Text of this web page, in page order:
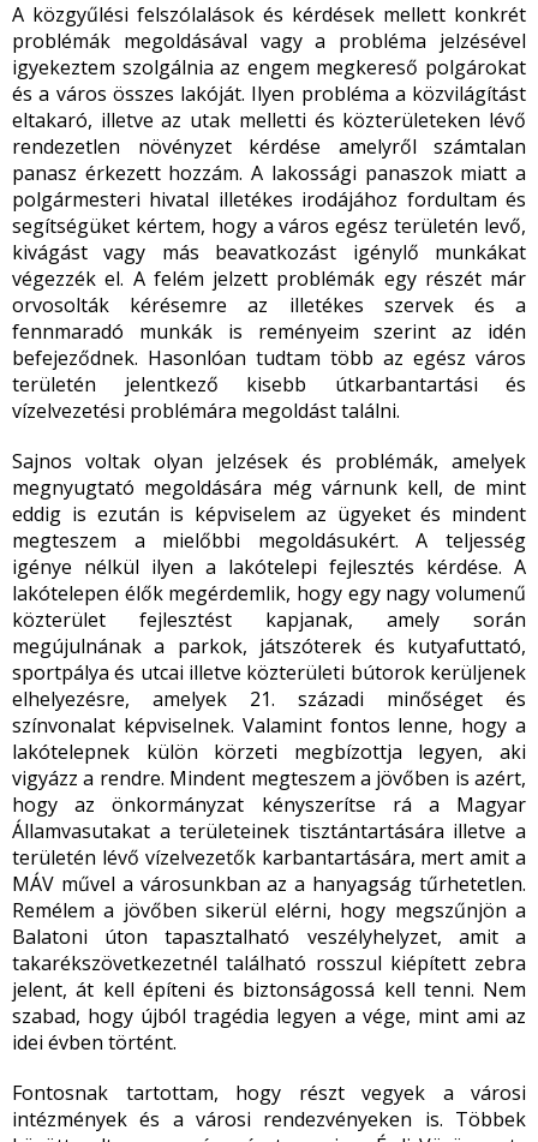
A közgyűlési felszólalások és kérdések mellett konkrét
problémák megoldásával vagy a probléma jelzésével
igyekeztem szolgálnia az engem megkereső polgárokat
és a város összes lakóját. Ilyen probléma a közvilágítást
eltakaró, illetve az utak melletti és közterületeken lévő
rendezetlen növényzet kérdése amelyről számtalan
panasz érkezett hozzám. A lakossági panaszok miatt a
polgármesteri hivatal illetékes irodájához fordultam és
segítségüket kértem, hogy a város egész területén levő,
kivágást vagy más beavatkozást igénylő munkákat
végezzék el. A felém jelzett problémák egy részét már
orvosolták kérésemre az illetékes szervek és a
fennmaradó munkák is reményeim szerint az idén
befejeződnek. Hasonlóan tudtam több az egész város
területén jelentkező kisebb útkarbantartási és
vízelvezetési problémára megoldást találni.
Sajnos voltak olyan jelzések és problémák, amelyek
megnyugtató megoldására még várnunk kell, de mint
eddig is ezután is képviselem az ügyeket és mindent
megteszem a mielőbbi megoldásukért. A teljesség
igénye nélkül ilyen a lakótelepi fejlesztés kérdése. A
lakótelepen élők megérdemlik, hogy egy nagy volumenű
közterület fejlesztést kapjanak, amely során
megújulnának a parkok, játszóterek és kutyafuttató,
sportpálya és utcai illetve közterületi bútorok kerüljenek
elhelyezésre, amelyek 21. századi minőséget és
színvonalat képviselnek. Valamint fontos lenne, hogy a
lakótelepnek külön körzeti megbízottja legyen, aki
vigyázz a rendre. Mindent megteszem a jövőben is azért,
hogy az önkormányzat kényszerítse rá a Magyar
Államvasutakat a területeinek tisztántartására illetve a
területén lévő vízelvezetők karbantartására, mert amit a
MÁV művel a városunkban az a hanyagság tűrhetetlen.
Remélem a jövőben sikerül elérni, hogy megszűnjön a
Balatoni úton tapasztalható veszélyhelyzet, amit a
takarékszövetkezetnél található rosszul kiépített zebra
jelent, át kell építeni és biztonságossá kell tenni. Nem
szabad, hogy újból tragédia legyen a vége, mint ami az
idei évben történt.
Fontosnak tartottam, hogy részt vegyek a városi
intézmények és a városi rendezvényeken is. Többek